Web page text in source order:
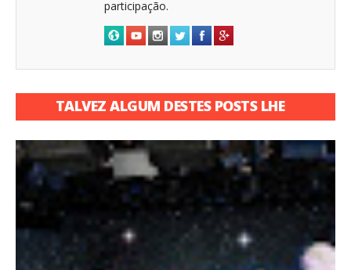
participação.
TALVEZ ALGUM DESTES POSTS LHE